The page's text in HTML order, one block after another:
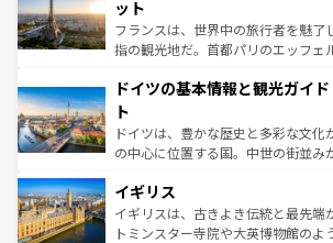
れる闘牛、そして美味しいタパスが
る。首都マドリードの洗練された雰
アートに溢れた街角から、地方では
せる。地方によって風土や気候が異
ンテンツ一覧 を参照してほしい。
ット
フランスは、世界中の旅行者を魅了
指の観光地だ。首都パリのエッフェ
で、幅広い魅力が詰まっている。華
聖堂、美しいビーチ、そして豊かな
から魅了する。また、フランスは美
れ、フランス料理はユネスコ無形文
香り高いラベンダー畑など、多彩な
らに、パリ以外の地域にも魅力が溢
も豊かな歴史と文化が息づいている
ドイツの基本情報と観光ガイ
ト
ドイツは、豊かな歴史と多彩な文化
の中心に位置する国。中世の街並み
顔を持つこの国は、どこを歩いても
ルリンの文化的活気、バイエルン州
してライン川沿いのワイン畑といっ
イギリス
イギリスは、古きよき伝統と最先端
トミンスター寺院や大英博物館のよ